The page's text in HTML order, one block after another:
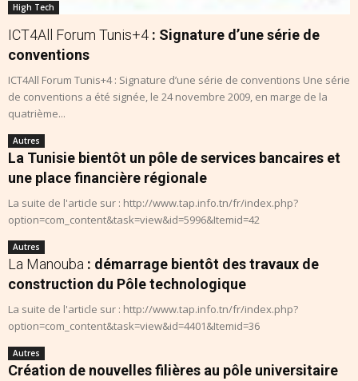
High Tech
ICT4All Forum Tunis+4 : Signature d’une série de
conventions
ICT4All Forum Tunis+4 : Signature d’une série de conventions Une série
de conventions a été signée, le 24 novembre 2009, en marge de la
quatrième...
Autres
La Tunisie bientôt un pôle de services bancaires et
une place financière régionale
La suite de l'article sur : http://www.tap.info.tn/fr/index.php?
option=com_content&task=view&id=5996&Itemid=42
Autres
La Manouba : démarrage bientôt des travaux de
construction du Pôle technologique
La suite de l'article sur : http://www.tap.info.tn/fr/index.php?
option=com_content&task=view&id=4401&Itemid=36
Autres
Création de nouvelles filières au pôle universitaire